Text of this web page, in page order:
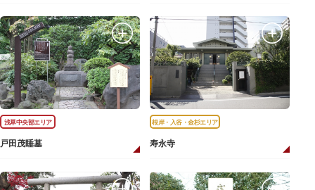
浅草中央部エリア
戸田茂睡墓
根岸・入谷・金杉エリア
寿永寺